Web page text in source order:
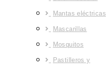
Mantas eléctricas
Mascarillas
Mosquitos
Pastilleros y